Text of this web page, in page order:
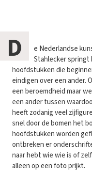
D
e Nederlandse
Stahlecker springt
hoofdstukken die
eindigen over een ander.
een beroemdheid maar
een ander tussen
heeft zodanig veel
snel door de bomen het
hoofdstukken worden
ontbreken er
naar hebt wie wie is of
alleen op een foto prijkt.